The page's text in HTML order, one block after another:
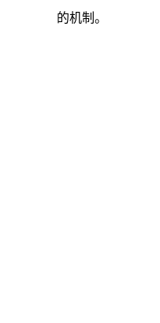
的机制。